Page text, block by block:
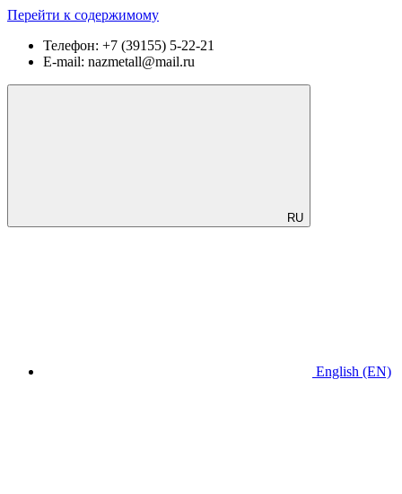
Перейти к содержимому
Телефон: +7 (39155) 5-22-21
E-mail: nazmetall@mail.ru
RU
English (EN)